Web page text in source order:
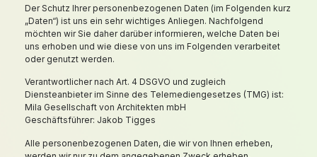
Der Schutz Ihrer personenbezogenen Daten (im Folgenden kurz
„Daten“) ist uns ein sehr wichtiges Anliegen. Nachfolgend
möchten wir Sie daher darüber informieren, welche Daten bei
uns erhoben und wie diese von uns im Folgenden verarbeitet
oder genutzt werden.
Verantwortlicher nach Art. 4 DSGVO und zugleich
Diensteanbieter im Sinne des Telemediengesetzes (TMG) ist:
Mila Gesellschaft von Architekten mbH
Geschäftsführer: Jakob Tigges
Alle personenbezogenen Daten, die wir von Ihnen erheben,